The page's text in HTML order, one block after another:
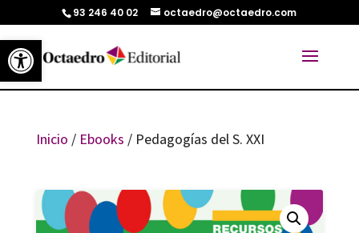
Abrir barra de herramientas
93 246 40 02 octaedro@octaedro.com
Inicio / Ebooks / Pedagogías del S. XXI